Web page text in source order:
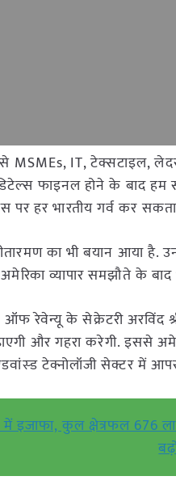
MSMEs, IT, टेक्सटाइल,
फाइनल होने के बाद हम
हर भारतीय गर्व कर
सीतारमण का भी बयान आया
व्यापार समझौते के बाद
ऑफ रेवेन्यू के सेक्रेटरी अरविंद
और गहरा करेगी. इससे
टेक्नोलॉजी सेक्टर में
इजाफा, कुल क्षेत्रफल 676